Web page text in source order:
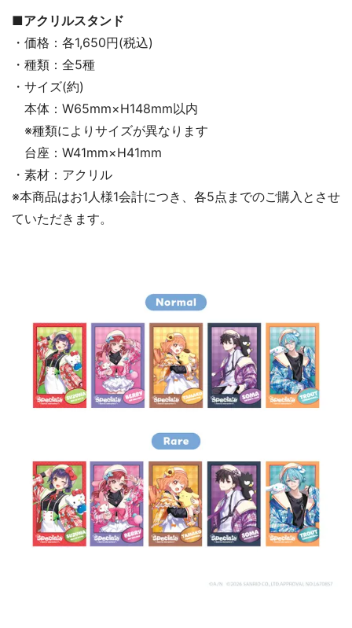
■アクリルスタンド
・価格：各1,650円(税込)
・種類：全5種
・サイズ(約)
本体：W65mm×H148mm以内
※種類によりサイズが異なります
台座：W41mm×H41mm
・素材：アクリル
※本商品はお1人様1会計につき、各5点までのご購入とさせ
ていただきます。